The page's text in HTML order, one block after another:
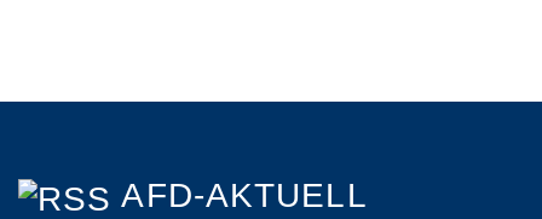
AFD-AKTUELL